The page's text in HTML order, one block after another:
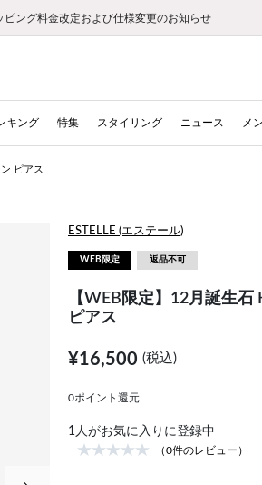
・アフターサービスのご案内
熊本地震に伴う集配への影響について
ピング料金改定および仕様変更のお知らせ
季休業の営業についてのご案内
で送料無料｜最短24時間以内に発送
録で1000ポイントプレゼント！
登録で500円クーポンプレゼント
ュー投稿で100ポイントプレゼント
・アフターサービスのご案内
熊本地震に伴う集配への影響について
キング 特集 スタイリング ニュース メ
ピアス
ESTELLE (エステール)
WEB限定 返品不可
【WEB限定】12月誕生
ピアス
¥16,500 (税込)
0ポイント還元
1人がお気に入りに登録中
（0件のレビュー）